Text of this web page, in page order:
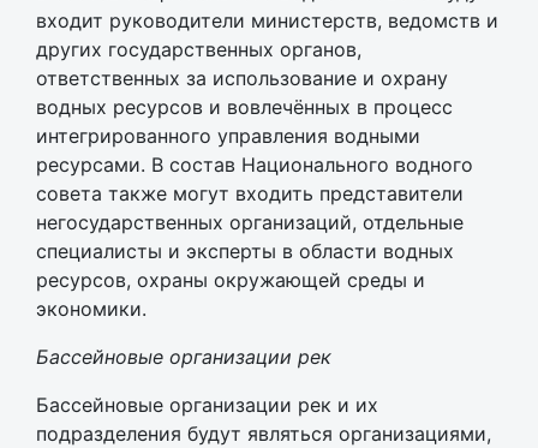
входит руководители министерств, ведомств и
других государственных органов,
ответственных за использование и охрану
водных ресурсов и вовлечённых в процесс
интегрированного управления водными
ресурсами. В состав Национального водного
совета также могут входить представители
негосударственных организаций, отдельные
специалисты и эксперты в области водных
ресурсов, охраны окружающей среды и
экономики.
Бассейновые организации рек
Бассейновые организации рек и их
подразделения будут являться организациями,